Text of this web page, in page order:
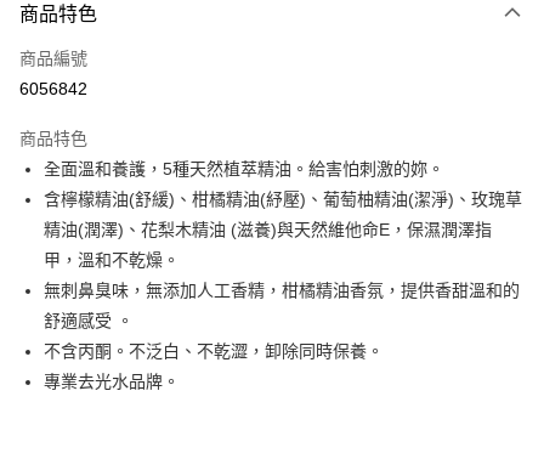
信用卡一次付款
超商取貨付款
Apple Pay
街口支付
悠遊付
運送方式
全家取貨付款
每筆NT$80，滿NT$499(含以上)免運費
商品特色
商品編號
6056842
商品特色
全面溫和養護，5種天然植萃精油。給害怕刺激的妳。
含檸檬精油(舒緩)、柑橘精油(紓壓)、葡萄柚精油(潔淨)、玫瑰草
精油(潤澤)、花梨木精油 (滋養)與天然維他命E，保濕潤澤指
甲，溫和不乾燥。
無刺鼻臭味，無添加人工香精，柑橘精油香氛，提供香甜溫和的
舒適感受 。
不含丙酮。不泛白、不乾澀，卸除同時保養。
專業去光水品牌。